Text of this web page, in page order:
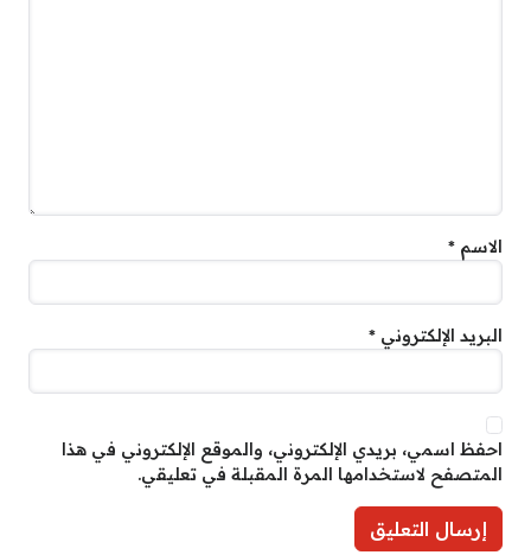
الاسم *
البريد الإلكتروني *
احفظ اسمي، بريدي الإلكتروني، والموقع الإلكتروني في هذا
المتصفح لاستخدامها المرة المقبلة في تعليقي.